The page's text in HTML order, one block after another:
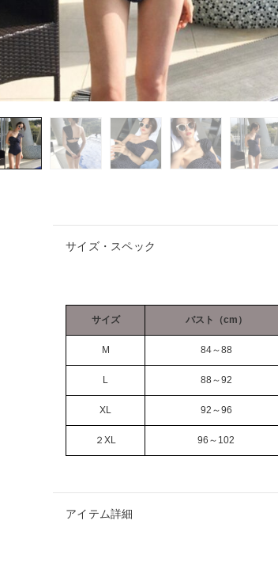
サイズ・スペック
サイズ バスト（cm）
M 84～88
L 88～92
XL 92～96
２XL 96～102
アイテム詳細